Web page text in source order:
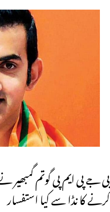
بی جے پی ایم پی گوتم
کرنے کا نڈا سے کیا استفسار